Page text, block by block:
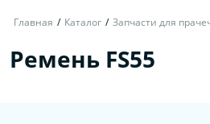
Главная / Каталог / Запчасти для
Ремень FS55